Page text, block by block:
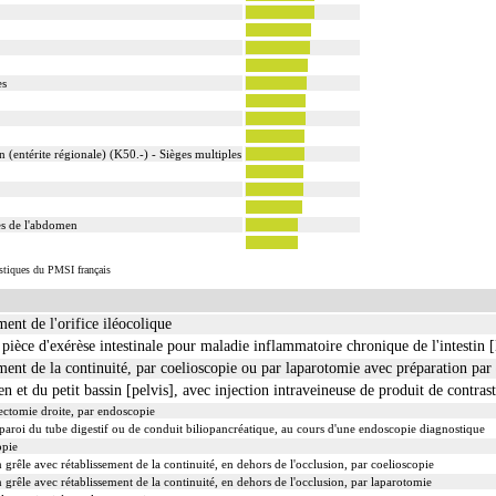
(entérite régionale) (K50.-) - Sièges multiples
de l'abdomen
du PMSI français
de l'orifice iléocolique
d'exérèse intestinale pour maladie inflammatoire chronique de l'intestin
de la continuité, par coelioscopie ou par laparotomie avec préparation
et du petit bassin [pelvis], avec injection intraveineuse de produit de
droite, par endoscopie
du tube digestif ou de conduit biliopancréatique, au cours d'une endoscopie diagnostique
avec rétablissement de la continuité, en dehors de l'occlusion, par coelioscopie
grêle avec rétablissement de la continuité, en dehors de l'occlusion, par laparotomie